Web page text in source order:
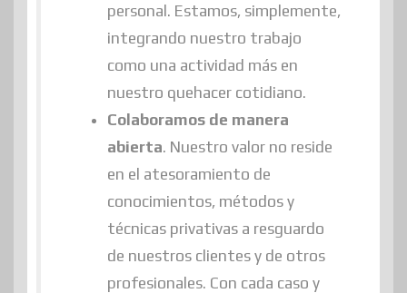
personal. Estamos, simplemente,
integrando nuestro trabajo
como una actividad más en
nuestro quehacer cotidiano.
Colaboramos de manera
abierta. Nuestro valor no reside
en el atesoramiento de
conocimientos, métodos y
técnicas privativas a resguardo
de nuestros clientes y de otros
profesionales. Con cada caso y